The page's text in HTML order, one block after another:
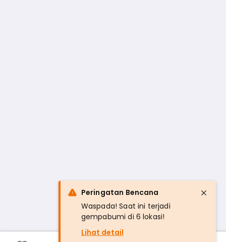
Peringatan Bencana
Waspada! Saat ini terjadi
gempabumi di 6 lokasi!
Lihat detail